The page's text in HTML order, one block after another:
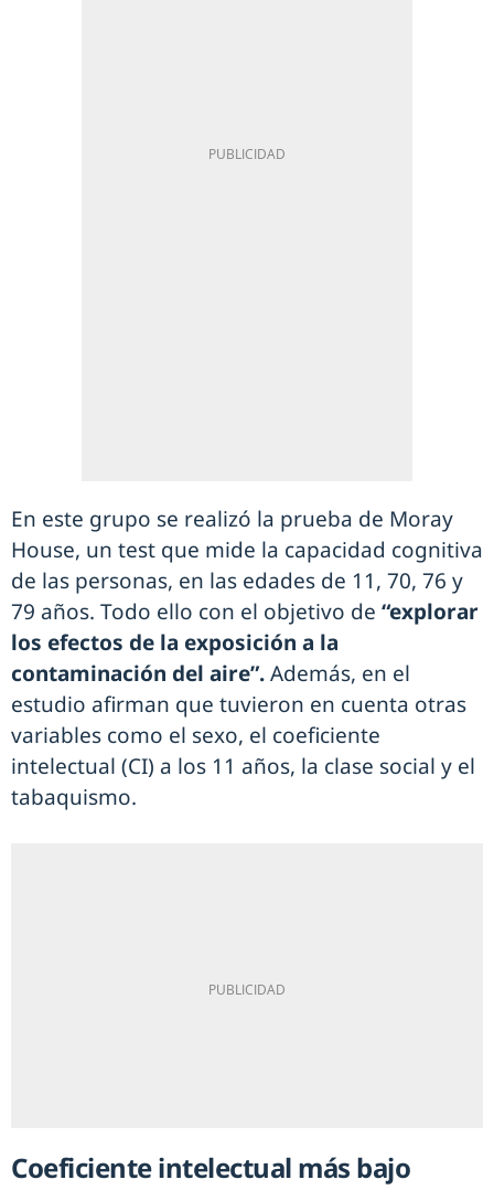
En este grupo se realizó la prueba de Moray
House, un test que mide la capacidad cognitiva
de las personas, en las edades de 11, 70, 76 y
79 años. Todo ello con el objetivo de “explorar
los efectos de la exposición a la
contaminación del aire”.Además, en el
estudio afirman que tuvieron en cuenta otras
variables como el sexo, el coeficiente
intelectual (CI) a los 11 años, la clase social y el
tabaquismo.
Coeficiente intelectual más bajo